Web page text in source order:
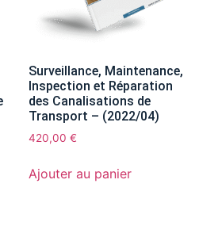
Surveillance, Maintenance,
Inspection et Réparation
des Canalisations de
Transport – (2022/04)
420,00 €
Ajouter au panier